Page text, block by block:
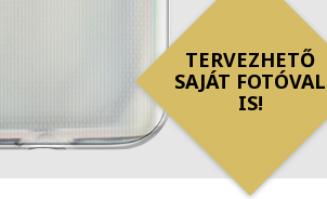
TERVEZHETŐ
SAJÁT FOTÓVAL
IS!